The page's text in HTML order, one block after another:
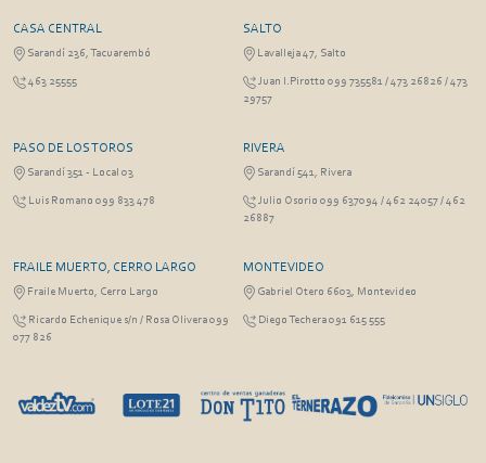
CASA CENTRAL
Sarandí 236, Tacuarembó
463 25555
SALTO
Lavalleja 47, Salto
Juan I.Pirotto 099 735581 / 473 26826 / 473
29757
PASO DE LOS TOROS
Sarandí 351 - Local 03
Luis Romano 099 833 478
RIVERA
Sarandí 541, Rivera
Julio Osorio 099 637094 / 462 24057 / 462
26887
FRAILE MUERTO, CERRO LARGO
Fraile Muerto, Cerro Largo
Ricardo Echenique s/n / Rosa Olivera 099
077 826
MONTEVIDEO
Gabriel Otero 6603, Montevideo
Diego Techera 091 615 555